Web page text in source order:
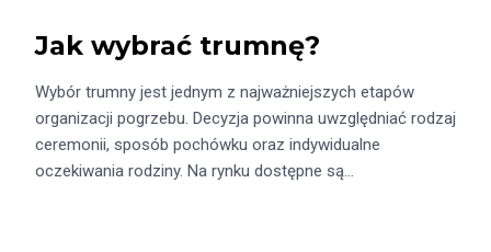
Jak wybrać trumnę?
Wybór trumny jest jednym z najważniejszych etapów
organizacji pogrzebu. Decyzja powinna uwzględniać rodzaj
ceremonii, sposób pochówku oraz indywidualne
oczekiwania rodziny. Na rynku dostępne są…